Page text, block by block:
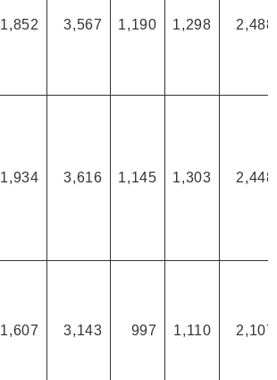
1,852 3,567 1,190 1,298 2,488
1,934 3,616 1,145 1,303 2,448
1,607 3,143 997 1,110 2,107